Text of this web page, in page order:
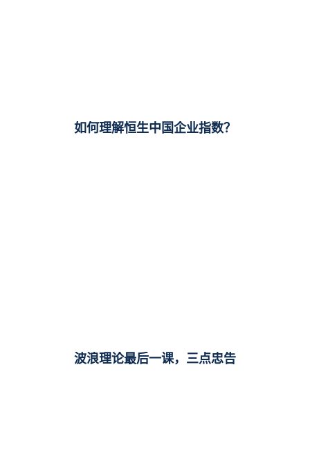
如何理解恒生中国企业指数？
波浪理论最后一课，三点忠告